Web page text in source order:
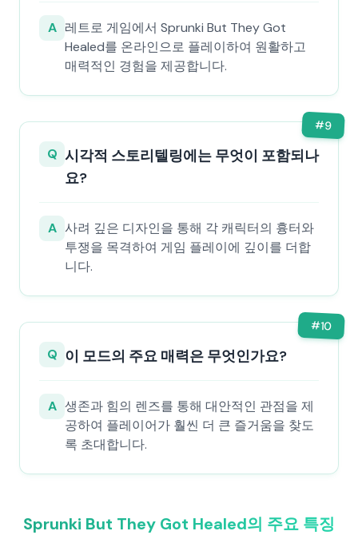
A 레트로 게임에서 Sprunki But They Got
Healed를 온라인으로 플레이하여 원활하고
매력적인 경험을 제공합니다.
#9
Q 시각적 스토리텔링에는 무엇이 포함되나
요?
A 사려 깊은 디자인을 통해 각 캐릭터의 흉터와
투쟁을 목격하여 게임 플레이에 깊이를 더합
니다.
#10
Q 이 모드의 주요 매력은 무엇인가요?
A 생존과 힘의 렌즈를 통해 대안적인 관점을 제
공하여 플레이어가 훨씬 더 큰 즐거움을 찾도
록 초대합니다.
Sprunki But They Got Healed의 주요 특징